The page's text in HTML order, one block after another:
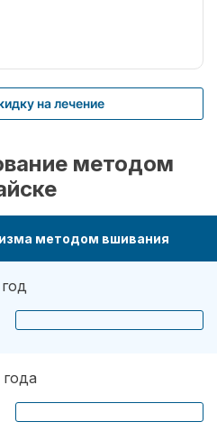
на лечение
методом
методом вшивания